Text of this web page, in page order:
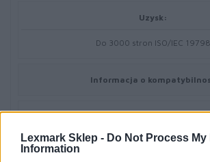
Lexmark Sklep - Do Not Process My
Information
Uzysk:
Do 3000 stron ISO/IEC 19798
Informacja o
Kompatybilne z:
Lexmark CX410de, CX410de DSV EG,
CX510de, CX510de Statoil, CX510dhe,